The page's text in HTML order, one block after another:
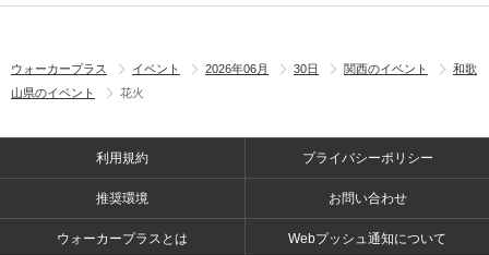
ウォーカープラス イベント 2026年06月 30日 関西のイベント
和歌
山県のイベント
花火
利用規約 プライバシーポリシー
推奨環境 お問い合わせ
ウォーカープラスとは Webプッシュ通知について